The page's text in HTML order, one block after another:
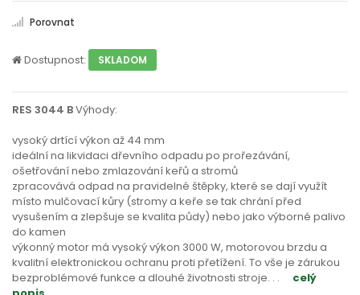
Porovnat
Dostupnost: SKLADOM
RES 3044 BVýhody:
vysoký drtící výkon až 44 mm
ideální na likvidaci dřevního odpadu po prořezávání,
ošetřování nebo zmlazování keřů a stromů
zpracovává odpad na pravidelné štěpky, které se dají využít
místo mulčovací kůry (stromy a keře se tak chrání před
vysušením a zlepšuje se kvalita půdy) nebo jako výborné palivo
do kamen
výkonný motor má vysoký výkon 3000 W, motorovou brzdu a
kvalitní elektronickou ochranu proti přetížení. To vše je zárukou
bezproblémové funkce a dlouhé životnosti stroje. . .
celý